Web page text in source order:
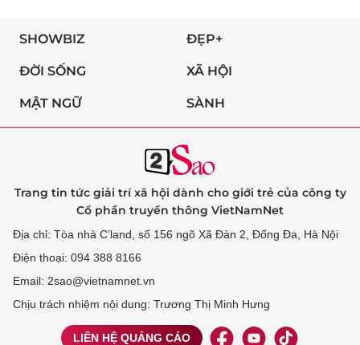
SHOWBIZ ĐẸP+
ĐỜI SỐNG XÃ HỘI
MẬT NGỮ SÀNH
Trang tin tức giải trí xã hội dành cho giới trẻ của công ty
Cổ phần truyền thông VietNamNet
Địa chỉ: Tòa nhà C’land, số 156 ngõ Xã Đàn 2, Đống Đa, Hà Nội
Điện thoại: 094 388 8166
Email: 2sao@vietnamnet.vn
Chịu trách nhiệm nội dung: Trương Thị Minh Hưng
LIÊN HỆ QUẢNG CÁO